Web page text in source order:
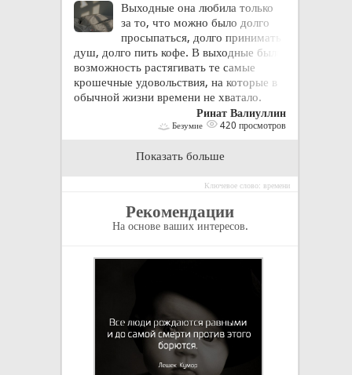
Выходные она любила только
за то, что можно было долго
просыпаться, долго принимать
душ, долго пить кофе. В выходные была
возможность растягивать те самые
крошечные удовольствия, на которые в
обычной жизни времени не хватало.
Ринат Валиуллин
Безумие 420 просмотров
Показать больше
Ключевое слово: времени
Рекомендации
На основе ваших интересов.